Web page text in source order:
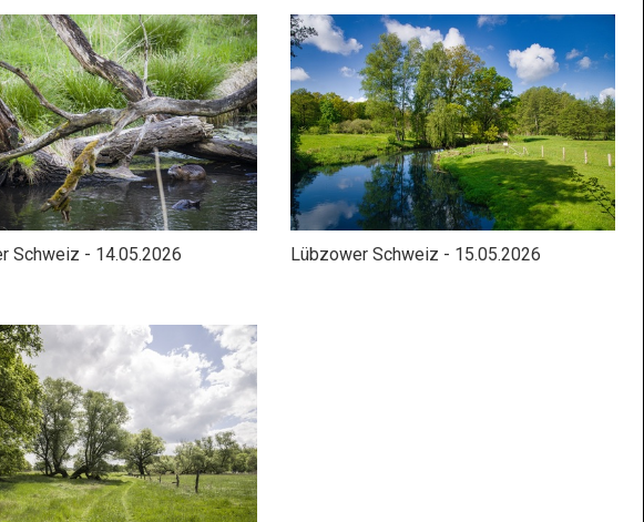
Schweiz - 14.05.2026 Lübzower Schweiz - 15.05.2026